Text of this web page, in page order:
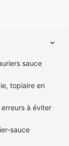
sauce
topiaire en
à éviter
sauce